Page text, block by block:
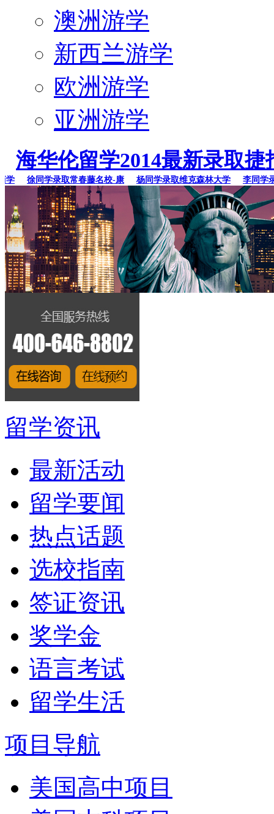
澳洲游学
新西兰游学
欧洲游学
亚洲游学
海华伦留学2014最新录取捷
徐同学录取常春藤名校-康 杨同学录取维克森林大学 李同学录取
留学资讯
最新活动
留学要闻
热点话题
选校指南
签证资讯
奖学金
语言考试
留学生活
项目导航
美国高中项目